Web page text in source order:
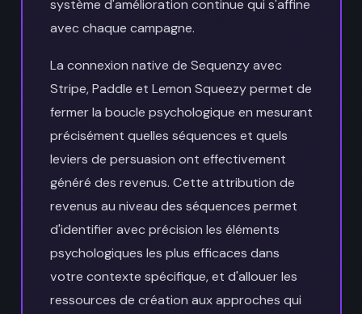
système d'amélioration continue qui s'affine
avec chaque campagne.
La connexion native de Sequenzy avec
Stripe, Paddle et Lemon Squeezy permet de
fermer la boucle psychologique en mesurant
précisément quelles séquences et quels
leviers de persuasion ont effectivement
généré des revenus. Cette attribution de
revenus au niveau des séquences permet
d'identifier avec précision les éléments
psychologiques les plus efficaces dans
votre contexte spécifique, et d'allouer les
ressources de création aux approches qui